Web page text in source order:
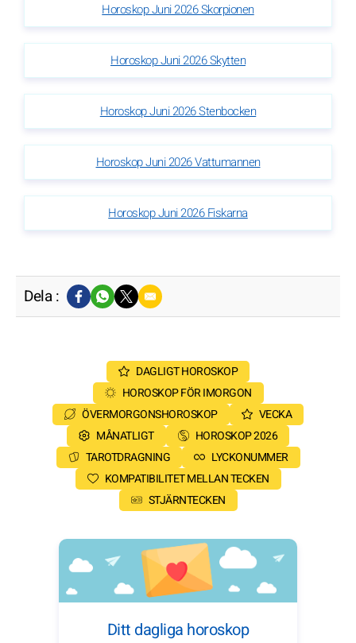
Horoskop Juni 2026 Skorpionen
Horoskop Juni 2026 Skytten
Horoskop Juni 2026 Stenbocken
Horoskop Juni 2026 Vattumannen
Horoskop Juni 2026 Fiskarna
Dela :
DAGLIGT HOROSKOP
HOROSKOP FÖR IMORGON
ÖVERMORGONSHOROSKOP
VECKA
MÅNATLIGT
HOROSKOP 2026
TAROTDRAGNING
LYCKONUMMER
KOMPATIBILITET MELLAN TECKEN
STJÄRNTECKEN
Ditt dagliga horoskop